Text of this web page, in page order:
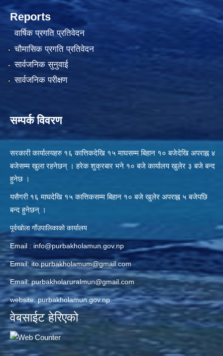
Reports
वार्षिक प्रगति प्रतिवेदन
चौमासिक प्रगति प्रतिवेदन
सार्वजनिक सुनुवाई
सार्वजनिक परीक्षण
सम्पर्क विवरण
सरकारी कार्यालयहरु १६ कात्तिकदेखि १५ माघसम्म बिहान १० बजेदेखि अपराह्न ४
बजेसम्म खुला रहनेछन् । हरेक शुक्रबार भने १० बजे कार्यालय खुलेर ३ बजे बन्द
हुनेछ ।
यसैगरी १६ माघदेखि १५ कात्तिकसम्म बिहान १० बजे खुलेर अपराह्न ५ बजेपछि
बन्द हुनेछन् ।
पूर्वखोला गाँउपालिकाको कार्यालय
Email : info@purbakholamun.gov.np
Email: ito.purbakholamum@gmail.com
Email:purbakholaruralmun@gmail.com
website: purbakholamun.gov.np
वेबसाईट हेरिएको